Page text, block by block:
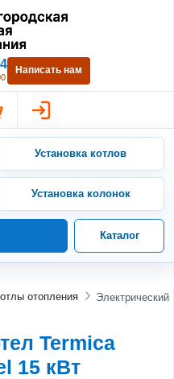
Газовая
Написать нам
Установка котлов
Установка колонок
Каталог
отопления
Электрический
Termica
15 кВт